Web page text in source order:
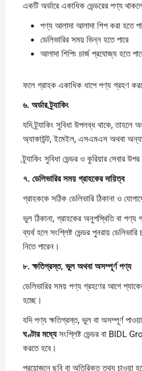
একটি অর্ডারে একাধিক ভেন্ডরের পণ্য
পণ্য আলাদা আলাদা শিপ করা হতে
ডেলিভারির সময় ভিন্ন হতে পারে
আলাদা শিপিং চার্জ প্রযোজ্য হতে
ফলে গ্রাহক একাধিক ধাপে পণ্য গ্রহণ
৬. অর্ডারট্র্যাকিং
যদি ট্র্যাকিং সুবিধা উপলব্ধ থাকে, তাহলে
অ্যাকাউন্ট, ইমেইল, এসএমএস অথবা
ট্র্যাকিং সুবিধা ভেন্ডর ও কুরিয়ার সেবার উপর
৭. ডেলিভারিরসময়গ্রাহকেরদায়িত্ব
গ্রাহককে সঠিক ডেলিভারি ঠিকানা ও
ভুল ঠিকানা, গ্রাহকের অনুপস্থিতি বা পণ্য
ব্যর্থ হলে সংশ্লিষ্ট ভেন্ডর পুনরায় ডেলিভারি
নিতে পারেন।
৮.ক্ষতিগ্রস্ত, ভুলঅথবাঅসম্পূর্ণপণ্য
ডেলিভারির সময় পণ্য গ্রহণের আগে
হচ্ছে।
যদি পণ্য ক্ষতিগ্রস্ত, ভুল বা অসম্পূর্ণ
ঘণ্টারমধ্যেসংশ্লিষ্ট ভেন্ডর বা BIDL
করতে হবে।
প্রয়োজনে ছবি বা অতিরিক্ত তথ্য চাওয়া